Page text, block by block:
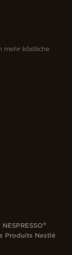
mehr köstliche
®
Produits Nestlé